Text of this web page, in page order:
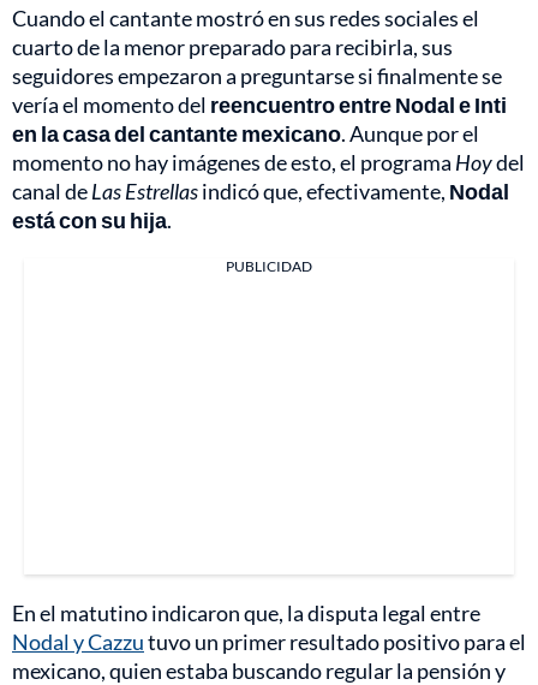
Cuando el cantante mostró en sus redes sociales el
cuarto de la menor preparado para recibirla, sus
seguidores empezaron a preguntarse si finalmente se
vería el momento del reencuentro entre Nodal e Inti
en la casa del cantante mexicano. Aunque por el
momento no hay imágenes de esto, el programa Hoydel
canal deLas Estrellasindicó que, efectivamente, Nodal
está con su hija.
PUBLICIDAD
En el matutino indicaron que, la disputa legal entre
Nodal y Cazzutuvo un primer resultado positivo para el
mexicano, quien estaba buscando regular la pensión y